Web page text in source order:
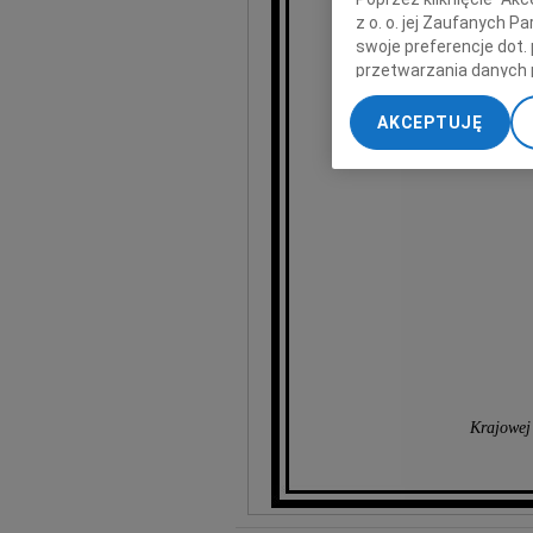
Krajowej
z o. o. jej Zaufanych
swoje preferencje dot.
przetwarzania danych
„Ustawienia
My, nasi Zaufani
dokładnych danych
Przechowywanie
treści, badnie
AKCEPTUJĘ